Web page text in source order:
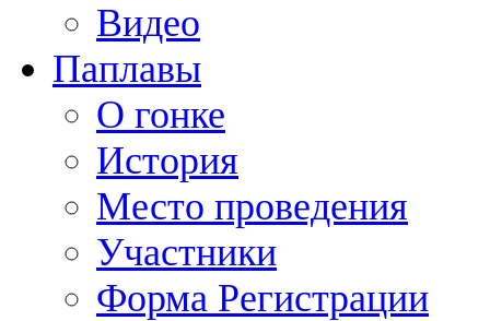
Видео
Паплавы
О гонке
История
Место проведения
Участники
Форма Регистрации